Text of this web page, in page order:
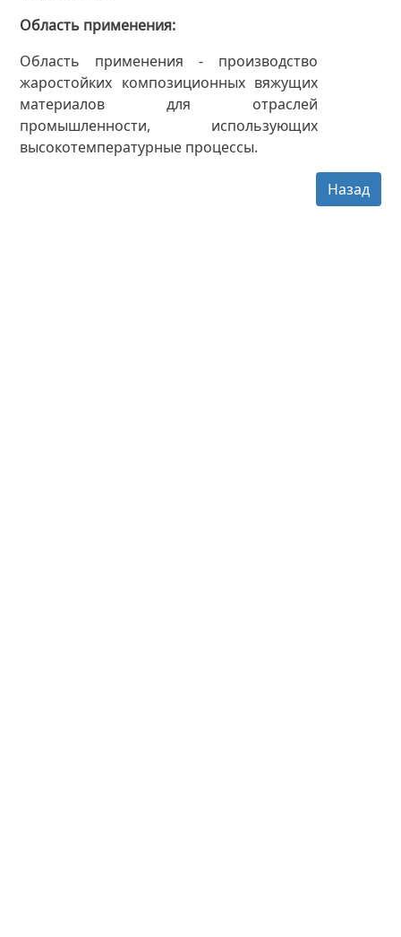
Область применения
Область применения - производство
жаростойких композиционных вяжущих
материалов для отраслей
промышленности, использующих
высокотемпературные процессы.
Назад